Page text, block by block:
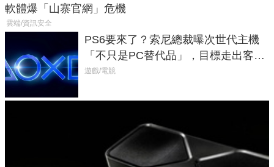
軟體爆「山寨官網」危機
雲端/資訊安全
PS6要來了？索尼總裁曝次世代主機
「不只是PC替代品」，目標走出客
廳、進軍電競桌面
遊戲/電競